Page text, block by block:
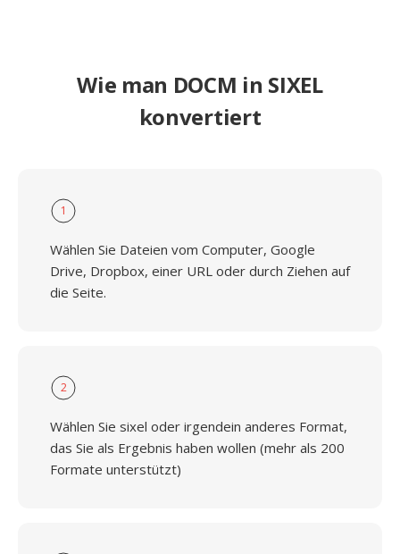
Wie man DOCM in SIXEL
konvertiert
1
Wählen Sie Dateien vom Computer, Google
Drive, Dropbox, einer URL oder durch Ziehen auf
die Seite.
2
Wählen Sie sixel oder irgendein anderes Format,
das Sie als Ergebnis haben wollen (mehr als 200
Formate unterstützt)